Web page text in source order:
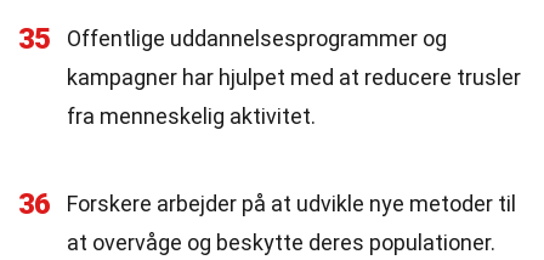
35
Offentlige uddannelsesprogrammer og
kampagner har hjulpet med at reducere trusler
fra menneskelig aktivitet.
36
Forskere arbejder på at udvikle nye metoder til
at overvåge og beskytte deres populationer.